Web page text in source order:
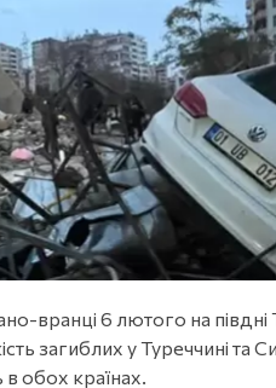
вранці 6 лютого на півдні
загиблих у Туреччині та
обох країнах.